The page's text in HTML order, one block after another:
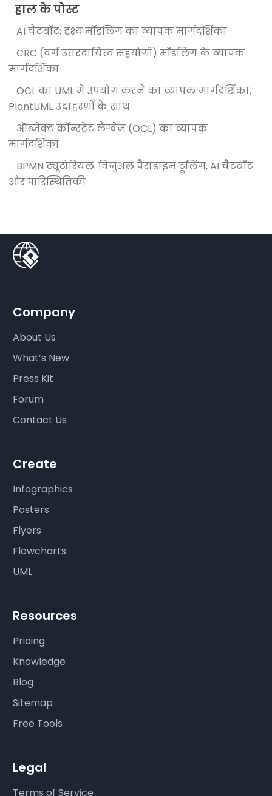
हाल के पोस्ट
AI चैटबॉट: दृश्य मॉडलिंग का व्यापक मार्गदर्शिका
CRC (वर्ग उत्तरदायित्व सहयोगी) मॉडलिंग के व्यापक
मार्गदर्शिका
OCL का UML में उपयोग करने का व्यापक मार्गदर्शिका,
PlantUML उदाहरणों के साथ
ऑब्जेक्ट कॉन्स्ट्रेंट लैंग्वेज (OCL) का व्यापक
मार्गदर्शिका
BPMN ट्यूटोरियल: विजुअल पैराडाइम टूलिंग, AI चैटबॉट
और पारिस्थितिकी
Company
About Us
What’s New
Press Kit
Forum
Contact Us
Create
Infographics
Posters
Flyers
Flowcharts
UML
Resources
Pricing
Knowledge
Blog
Sitemap
Free Tools
Legal
Terms of Service